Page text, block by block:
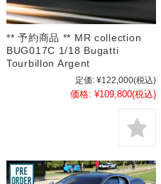
** 予約商品 ** MR collection
BUG017C 1/18 Bugatti
Tourbillon Argent
定価: ¥122,000(税込)
価格: ¥109,800(税込)